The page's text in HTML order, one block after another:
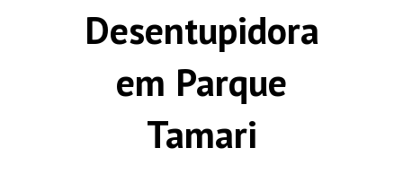
Desentupidora
em Parque
Tamari